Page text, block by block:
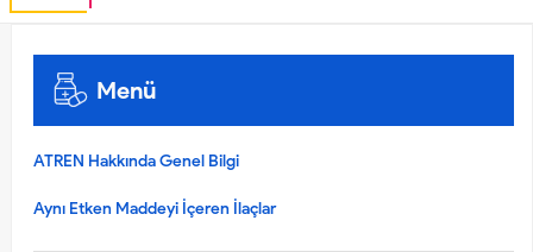
Menü
ATREN Hakkında Genel Bilgi
Aynı Etken Maddeyi İçeren İlaçlar